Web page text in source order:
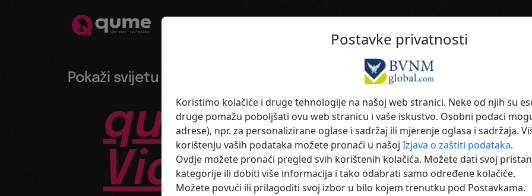
Pokaži svijetu tko si - profesionalan, moderan, internacionalan.
qume–
Vidljivostza tvoju
Postavke privatnosti
Koristimo kolačiće i druge tehnologije na našoj web stranici. Neke od njih su
druge pomažu poboljšati ovu web stranicu i vaše iskustvo. Osobni podaci
adrese), npr. za personalizirane oglase i sadržaj ili mjerenje oglasa i sadržaja.
korištenju vaših podataka možete pronaći u našoj Izjava o zaštiti podataka.
Ovdje možete pronaći pregled svih korištenih kolačića. Možete dati svoj
kategorije ili dobiti više informacija i tako odabrati samo određene kolačiće.
Možete povući ili prilagoditi svoj izbor u bilo kojem trenutku pod Postavkama.